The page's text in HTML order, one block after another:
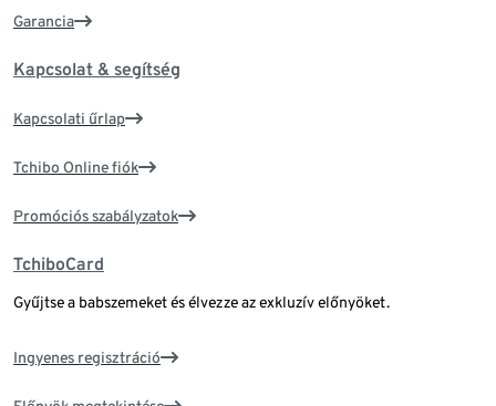
Garancia
Kapcsolat & segítség
Kapcsolati űrlap
Tchibo Online fiók
Promóciós szabályzatok
TchiboCard
Gyűjtse a babszemeket és élvezze az exkluzív előnyöket.
Ingyenes regisztráció